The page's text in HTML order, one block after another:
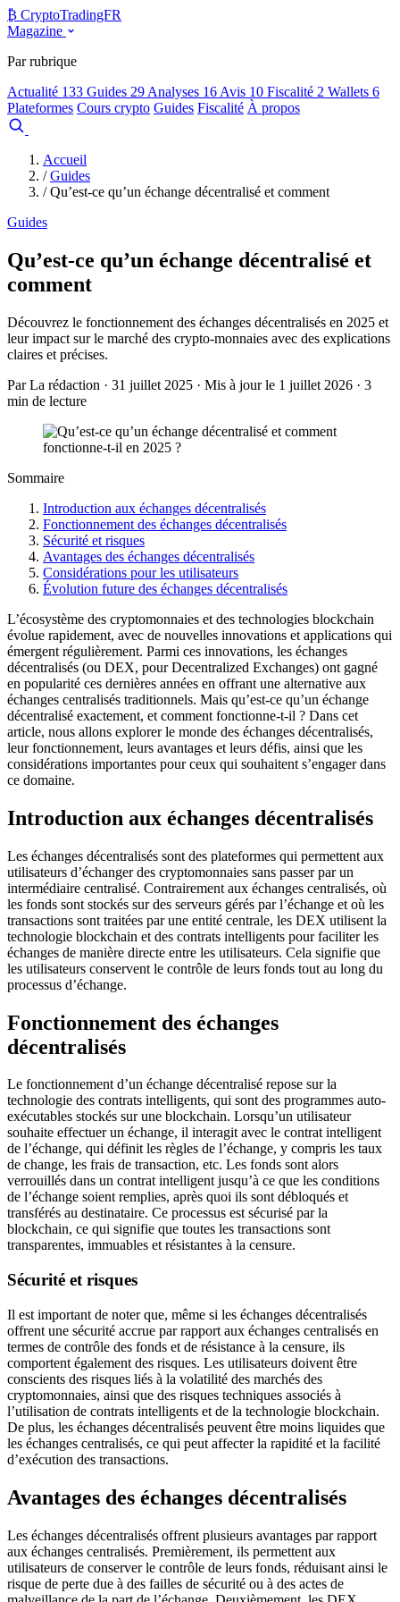
₿ CryptoTradingFR
Magazine
Par rubrique
Actualité 133 Guides 29 Analyses 16 Avis 10 Fiscalité 2 Wallets 6
Plateformes Cours crypto Guides Fiscalité À propos
Accueil
/ Guides
/ Qu’est-ce qu’un échange décentralisé et comment
Guides
Qu’est-ce qu’un échange décentralisé et
comment
Découvrez le fonctionnement des échanges décentralisés en 2025 et
leur impact sur le marché des crypto-monnaies avec des explications
claires et précises.
Par La rédaction · 31 juillet 2025 · Mis à jour le 1 juillet 2026 · 3
min de lecture
Sommaire
Introduction aux échanges décentralisés
Fonctionnement des échanges décentralisés
Sécurité et risques
Avantages des échanges décentralisés
Considérations pour les utilisateurs
Évolution future des échanges décentralisés
L’écosystème des cryptomonnaies et des technologies blockchain
évolue rapidement, avec de nouvelles innovations et applications qui
émergent régulièrement. Parmi ces innovations, les échanges
décentralisés (ou DEX, pour Decentralized Exchanges) ont gagné
en popularité ces dernières années en offrant une alternative aux
échanges centralisés traditionnels. Mais qu’est-ce qu’un échange
décentralisé exactement, et comment fonctionne-t-il ? Dans cet
article, nous allons explorer le monde des échanges décentralisés,
leur fonctionnement, leurs avantages et leurs défis, ainsi que les
considérations importantes pour ceux qui souhaitent s’engager dans
ce domaine.
Introduction aux échanges décentralisés
Les échanges décentralisés sont des plateformes qui permettent aux
utilisateurs d’échanger des cryptomonnaies sans passer par un
intermédiaire centralisé. Contrairement aux échanges centralisés, où
les fonds sont stockés sur des serveurs gérés par l’échange et où les
transactions sont traitées par une entité centrale, les DEX utilisent la
technologie blockchain et des contrats intelligents pour faciliter les
échanges de manière directe entre les utilisateurs. Cela signifie que
les utilisateurs conservent le contrôle de leurs fonds tout au long du
processus d’échange.
Fonctionnement des échanges
décentralisés
Le fonctionnement d’un échange décentralisé repose sur la
technologie des contrats intelligents, qui sont des programmes auto-
exécutables stockés sur une blockchain. Lorsqu’un utilisateur
souhaite effectuer un échange, il interagit avec le contrat intelligent
de l’échange, qui définit les règles de l’échange, y compris les taux
de change, les frais de transaction, etc. Les fonds sont alors
verrouillés dans un contrat intelligent jusqu’à ce que les conditions
de l’échange soient remplies, après quoi ils sont débloqués et
transférés au destinataire. Ce processus est sécurisé par la
blockchain, ce qui signifie que toutes les transactions sont
transparentes, immuables et résistantes à la censure.
Sécurité et risques
Il est important de noter que, même si les échanges décentralisés
offrent une sécurité accrue par rapport aux échanges centralisés en
termes de contrôle des fonds et de résistance à la censure, ils
comportent également des risques. Les utilisateurs doivent être
conscients des risques liés à la volatilité des marchés des
cryptomonnaies, ainsi que des risques techniques associés à
l’utilisation de contrats intelligents et de la technologie blockchain.
De plus, les échanges décentralisés peuvent être moins liquides que
les échanges centralisés, ce qui peut affecter la rapidité et la facilité
d’exécution des transactions.
Avantages des échanges décentralisés
Les échanges décentralisés offrent plusieurs avantages par rapport
aux échanges centralisés. Premièrement, ils permettent aux
utilisateurs de conserver le contrôle de leurs fonds, réduisant ainsi le
risque de perte due à des failles de sécurité ou à des actes de